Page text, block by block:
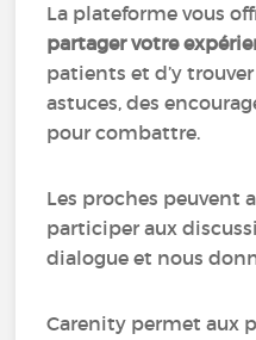
La plateforme vous
partager votre
patients et d’y
astuces, des
pour combattre.
Les proches peuvent
participer aux
dialogue et nous
Carenity permet aux